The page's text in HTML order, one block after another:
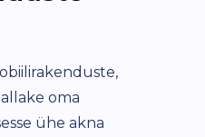
oma
ühe akna